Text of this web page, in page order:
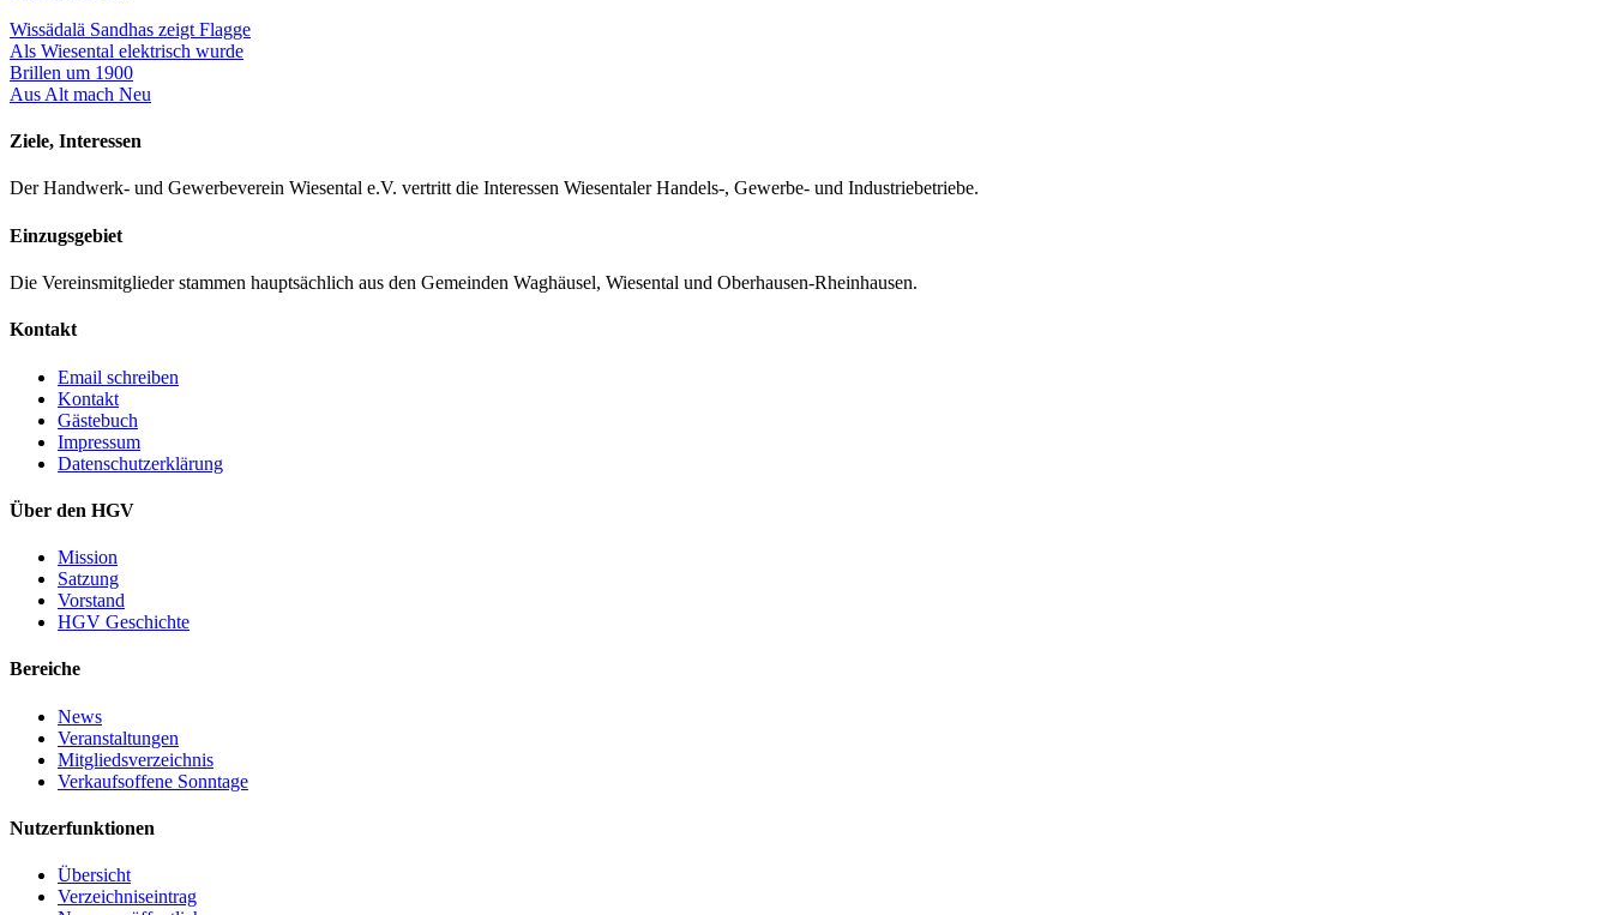
Wissädalä Sandhas zeigt Flagge
Als Wiesental elektrisch wurde
Brillen um 1900
Aus Alt mach Neu
Ziele, Interessen
Der Handwerk- und Gewerbeverein Wiesental e.V. vertritt die Interessen Wiesentaler Handels-, Gewerbe- und Industriebetriebe.
Einzugsgebiet
Die Vereinsmitglieder stammen hauptsächlich aus den Gemeinden Waghäusel, Wiesental und Oberhausen-Rheinhausen.
Kontakt
Email schreiben
Kontakt
Gästebuch
Impressum
Datenschutzerklärung
Über den HGV
Mission
Satzung
Vorstand
HGV Geschichte
Bereiche
News
Veranstaltungen
Mitgliedsverzeichnis
Verkaufsoffene Sonntage
Nutzerfunktionen
Übersicht
Verzeichniseintrag